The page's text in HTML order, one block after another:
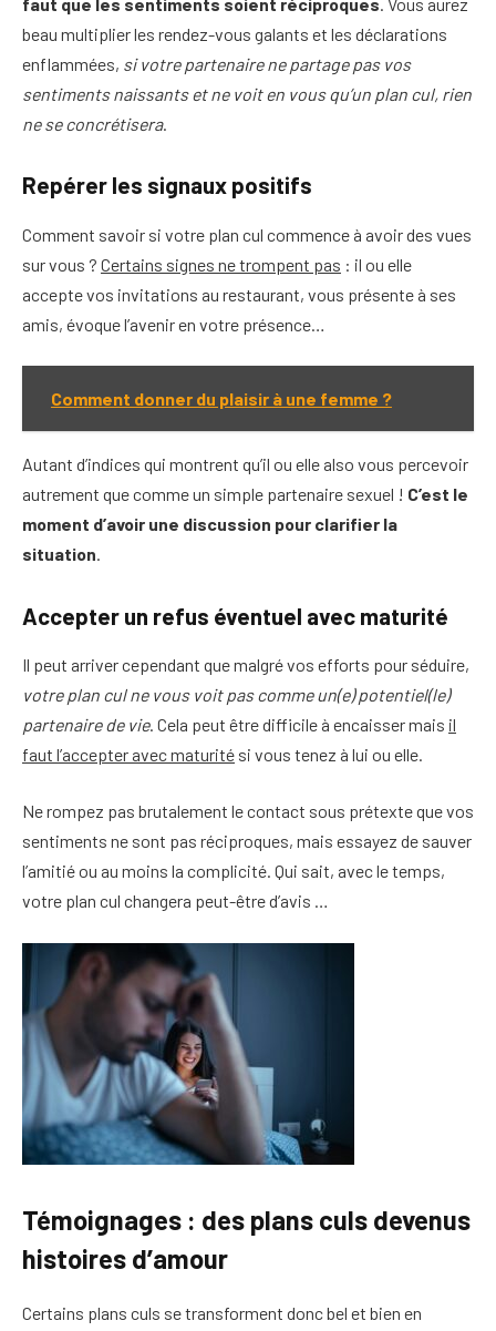
beau multiplier les rendez-vous galants et les déclarations
enflammées, si votre partenaire ne partage pas vos
sentiments naissants et ne voit en vous qu’un plan cul, rien
ne se concrétisera.
Repérer les signaux positifs
Comment savoir si votre plan cul commence à avoir des vues
sur vous ? Certains signes ne trompent pas : il ou elle
accepte vos invitations au restaurant, vous présente à ses
amis, évoque l’avenir en votre présence…
Comment donner du plaisir à une femme ?
Autant d’indices qui montrent qu’il ou elle also vous percevoir
autrement que comme un simple partenaire sexuel ! C’est le
moment d’avoir une discussion pour clarifier la
situation.
Accepter un refus éventuel avec maturité
Il peut arriver cependant que malgré vos efforts pour séduire,
votre plan cul ne vous voit pas comme un(e) potentiel(le)
partenaire de vie. Cela peut être difficile à encaisser mais il
faut l’accepter avec maturité si vous tenez à lui ou elle.
Ne rompez pas brutalement le contact sous prétexte que vos
sentiments ne sont pas réciproques, mais essayez de sauver
l’amitié ou au moins la complicité. Qui sait, avec le temps,
votre plan cul changera peut-être d’avis …
Témoignages : des plans culs devenus
histoires d’amour
Certains plans culs se transforment donc bel et bien en